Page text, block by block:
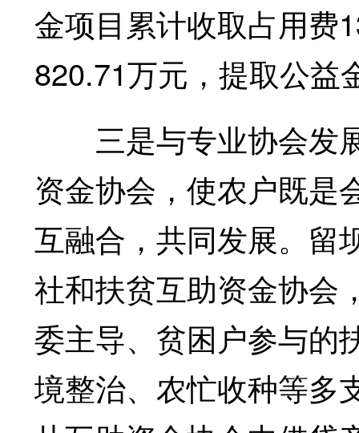
金项目累计收取占用费
820.71万元，提取公益
三是与专业协会发
资金协会，使农户既是
互融合，共同发展。留
社和扶贫互助资金协会
委主导、贫困户参与的
境整治、农忙收种等多